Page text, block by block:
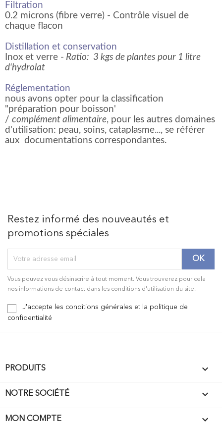
Filtration
0.2 microns (fibre verre) - Contrôle visuel de
chaque flacon
Distillation et conservation
Inox et verre - Ratio: 3 kgs de plantes pour 1 litre
d'hydrolat
Réglementation
nous avons opter pour la classification
"préparation pour boisson'
/ complément alimentaire, pour les autres domaines
d'utilisation: peau, soins, cataplasme..., se référer
aux documentations correspondantes.
Restez informé des nouveautés et
promotions spéciales
Vous pouvez vous désinscrire à tout moment. Vous trouverez pour cela
nos informations de contact dans les conditions d'utilisation du site.
J'accepte les conditions générales et la politique de
confidentialité
PRODUITS 
NOTRE SOCIÉTÉ 
MON COMPTE 